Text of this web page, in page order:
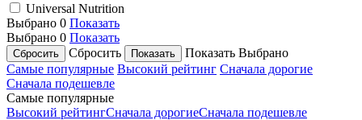
Universal Nutrition
Выбрано 0 Показать
Выбрано 0 Показать
Сбросить
Показать Выбрано
Самые популярные Высокий рейтинг Сначала дорогие
Сначала подешевле
Самые популярные
Высокий рейтингСначала дорогиеСначала подешевле